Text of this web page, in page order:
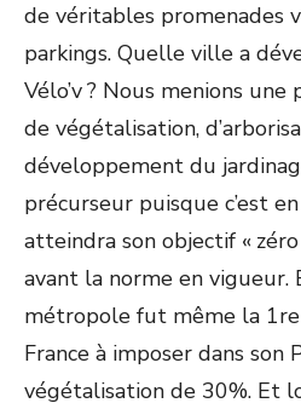
de véritables promenades
parkings. Quelle ville a
Vélo’v ? Nous menions
de végétalisation,
développement du
précurseur puisque c’est
atteindra son objectif «
avant la norme en vigueur.
métropole fut même la
France à imposer dans son
végétalisation de 30%. Et